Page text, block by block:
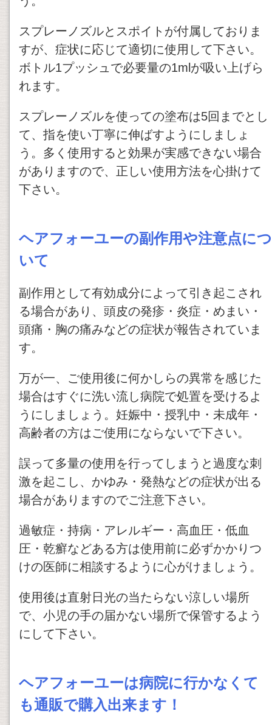
スプレーノズルとスポイトが付属しておりま
すが、症状に応じて適切に使用して下さい。
ボトル1プッシュで必要量の1mlが吸い上げら
れます。
スプレーノズルを使っての塗布は5回までとし
て、指を使い丁寧に伸ばすようにしましょ
う。多く使用すると効果が実感できない場合
がありますので、正しい使用方法を心掛けて
下さい。
ヘアフォーユーの副作用や注意点につ
いて
副作用として有効成分によって引き起こされ
る場合があり、頭皮の発疹・炎症・めまい・
頭痛・胸の痛みなどの症状が報告されていま
す。
万が一、ご使用後に何かしらの異常を感じた
場合はすぐに洗い流し病院で処置を受けるよ
うにしましょう。妊娠中・授乳中・未成年・
高齢者の方はご使用にならないで下さい。
誤って多量の使用を行ってしまうと過度な刺
激を起こし、かゆみ・発熱などの症状が出る
場合がありますのでご注意下さい。
過敏症・持病・アレルギー・高血圧・低血
圧・乾癬などある方は使用前に必ずかかりつ
けの医師に相談するように心がけましょう。
使用後は直射日光の当たらない涼しい場所
で、小児の手の届かない場所で保管するよう
にして下さい。
ヘアフォーユーは病院に行かなくて
も通販で購入出来ます！